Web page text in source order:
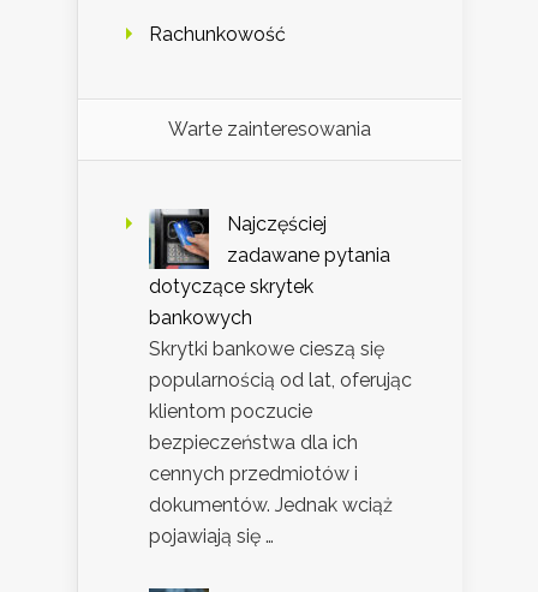
Rachunkowość
Warte zainteresowania
Najczęściej
zadawane pytania
dotyczące skrytek
bankowych
Skrytki bankowe cieszą się
popularnością od lat, oferując
klientom poczucie
bezpieczeństwa dla ich
cennych przedmiotów i
dokumentów. Jednak wciąż
pojawiają się …